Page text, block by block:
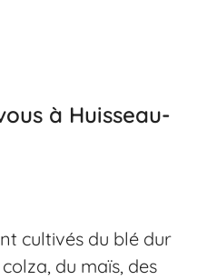
à Huisseau-
cultivés du blé dur
du maïs, des